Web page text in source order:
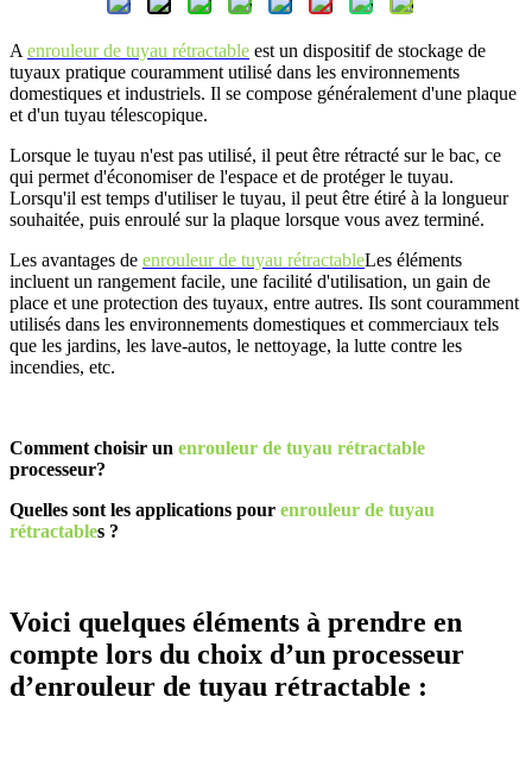
A enrouleur de tuyau rétractable est un dispositif de stockage de
tuyaux pratique couramment utilisé dans les environnements
domestiques et industriels. Il se compose généralement d'une plaque
et d'un tuyau télescopique.
Lorsque le tuyau n'est pas utilisé, il peut être rétracté sur le bac, ce
qui permet d'économiser de l'espace et de protéger le tuyau.
Lorsqu'il est temps d'utiliser le tuyau, il peut être étiré à la longueur
souhaitée, puis enroulé sur la plaque lorsque vous avez terminé.
Les avantages de enrouleur de tuyau rétractableLes éléments
incluent un rangement facile, une facilité d'utilisation, un gain de
place et une protection des tuyaux, entre autres. Ils sont couramment
utilisés dans les environnements domestiques et commerciaux tels
que les jardins, les lave-autos, le nettoyage, la lutte contre les
incendies, etc.
Comment choisir un enrouleur de tuyau rétractable
processeur?
Quelles sont les applications pour enrouleur de tuyau
rétractables ?
Voici quelques éléments à prendre en
compte lors du choix d’un processeur
d’enrouleur de tuyau rétractable :